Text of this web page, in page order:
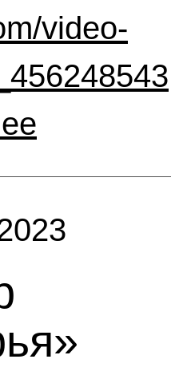
video-